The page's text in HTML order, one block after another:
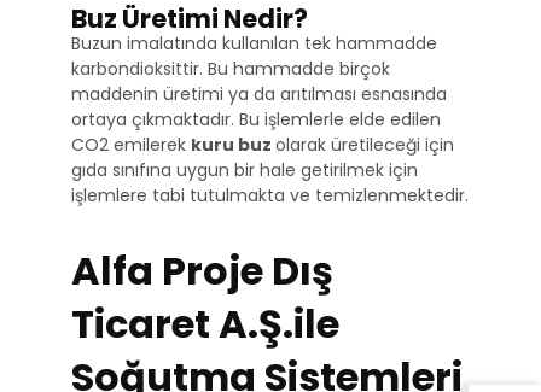
Buz Üretimi Nedir?
Buzun imalatında kullanılan tek hammadde
karbondioksittir. Bu hammadde birçok
maddenin üretimi ya da arıtılması esnasında
ortaya çıkmaktadır. Bu işlemlerle elde edilen
CO2 emilerek kuru buz olarak üretileceği için
gıda sınıfına uygun bir hale getirilmek için
işlemlere tabi tutulmakta ve temizlenmektedir.
Alfa Proje Dış
Ticaret A.Ş.ile
Soğutma Sistemleri